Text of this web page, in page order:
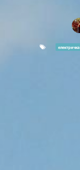
електричка